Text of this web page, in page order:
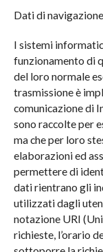
Barre
Barre
Barre
Barre
Dati di
I sistemi
funzionamento di
del loro normale
trasmissione è
comunicazione di
sono raccolte per
ma che per loro
elaborazioni ed
permettere di
dati rientrano gli
utilizzati dagli
notazione URI
richieste, l’orario